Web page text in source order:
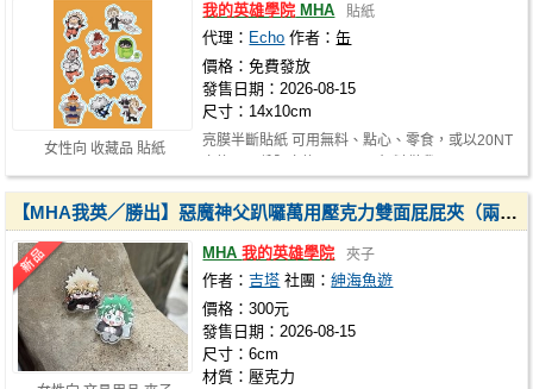
女性向 收藏品 貼紙
我的英雄學院 MHA 貼紙
代理： Echo 作者：缶
價格：免費發放
發售日期：2026-08-15
尺寸：14x10cm
亮膜半斷貼紙 可用無料、點心、零食，或以20NT
【MHA我英／勝出】惡魔神父趴囉萬用壓克力雙面屁屁夾（兩顆一起不拆賣）
MHA我的英雄學院 夾子
作者：吉塔 社團：紳海魚遊
價格：300元
發售日期：2026-08-15
尺寸：6cm
材質：壓克力